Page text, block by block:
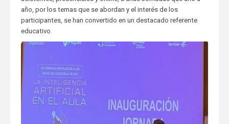
año, por los temas que se abordan y el interés de los
participantes, se han convertido en un destacado referente
educativo.